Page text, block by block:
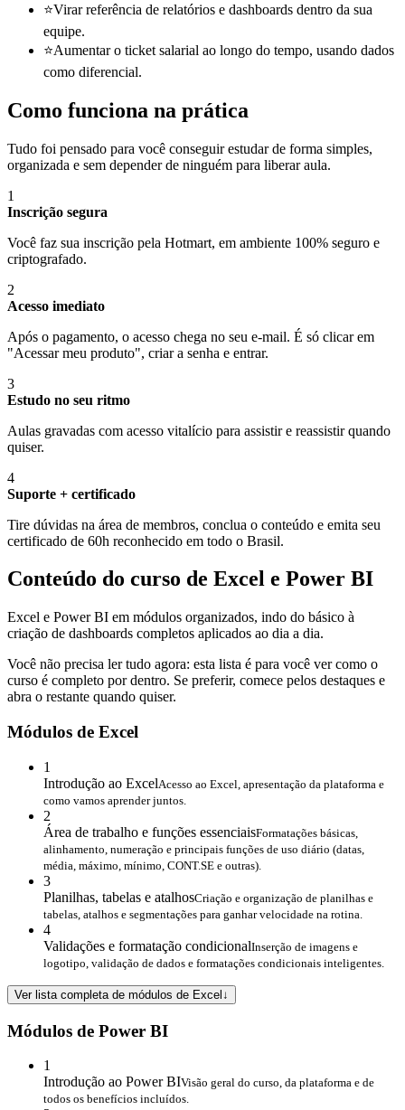
⭐Virar referência de relatórios e dashboards dentro da sua
equipe.
⭐Aumentar o ticket salarial ao longo do tempo, usando dados
como diferencial.
Como funciona na prática
Tudo foi pensado para você conseguir estudar de forma simples,
organizada e sem depender de ninguém para liberar aula.
1
Inscrição segura
Você faz sua inscrição pela Hotmart, em ambiente 100% seguro e
criptografado.
2
Acesso imediato
Após o pagamento, o acesso chega no seu e-mail. É só clicar em
"Acessar meu produto", criar a senha e entrar.
3
Estudo no seu ritmo
Aulas gravadas com acesso vitalício para assistir e reassistir quando
quiser.
4
Suporte + certificado
Tire dúvidas na área de membros, conclua o conteúdo e emita seu
certificado de 60h reconhecido em todo o Brasil.
Conteúdo do curso de Excel e Power BI
Excel e Power BI em módulos organizados, indo do básico à
criação de dashboards completos aplicados ao dia a dia.
Você não precisa ler tudo agora: esta lista é para você ver como o
curso é completo por dentro. Se preferir, comece pelos destaques e
abra o restante quando quiser.
Módulos de Excel
1
Introdução ao ExcelAcesso ao Excel, apresentação da plataforma e
como vamos aprender juntos.
2
Área de trabalho e funções essenciaisFormatações básicas,
alinhamento, numeração e principais funções de uso diário (datas,
média, máximo, mínimo, CONT.SE e outras).
3
Planilhas, tabelas e atalhosCriação e organização de planilhas e
tabelas, atalhos e segmentações para ganhar velocidade na rotina.
4
Validações e formatação condicionalInserção de imagens e
logotipo, validação de dados e formatações condicionais inteligentes.
Ver lista completa de módulos de Excel ↓
Módulos de Power BI
1
Introdução ao Power BIVisão geral do curso, da plataforma e de
todos os benefícios incluídos.